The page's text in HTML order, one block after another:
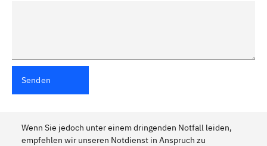
Senden
Wenn Sie jedoch unter einem dringenden Notfall leiden,
empfehlen wir unseren Notdienst in Anspruch zu